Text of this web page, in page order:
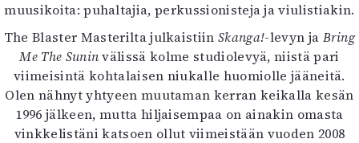
muusikoita: puhaltajia, perkussionisteja ja viulistiakin.
The Blaster Masterilta julkaistiinSkanga!-levyn ja Bring
Me The Suninvälissä kolme studiolevyä, niistä pari
viimeisintä kohtalaisen niukalle huomiolle jääneitä.
Olen nähnyt yhtyeen muutaman kerran keikalla kesän
1996 jälkeen, mutta hiljaisempaa on ainakin omasta
vinkkelistäni katsoen ollut viimeistään vuoden 2008